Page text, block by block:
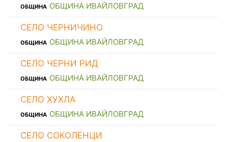
ОБЩИНА ОБЩИНА ИВАЙЛОВГРАД
СЕЛО ЧЕРНИЧИНО
ОБЩИНА ОБЩИНА ИВАЙЛОВГРАД
СЕЛО ЧЕРНИ РИД
ОБЩИНА ОБЩИНА ИВАЙЛОВГРАД
СЕЛО ХУХЛА
ОБЩИНА ОБЩИНА ИВАЙЛОВГРАД
СЕЛО СОКОЛЕНЦИ